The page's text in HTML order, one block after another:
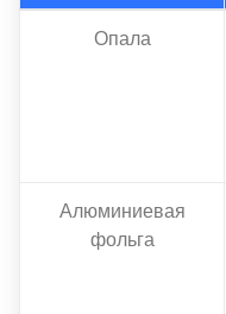
Опала
Алюминиевая
фольга